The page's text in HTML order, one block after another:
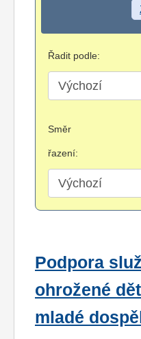
Řadit podle:
Směr
řazení:
Podpora
ohrožené
mladé